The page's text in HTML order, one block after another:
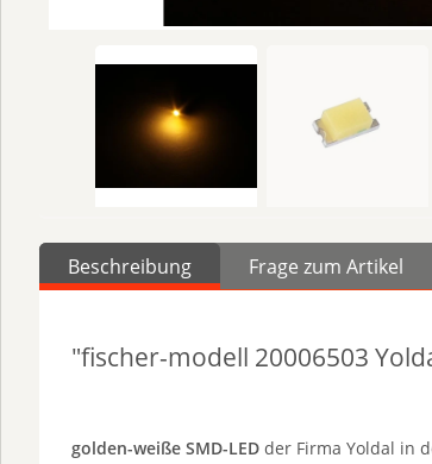
Beschreibung Frage zum Artikel
"fischer-modell 20006503
golden-weiße SMD-LEDder Firma Yoldal in